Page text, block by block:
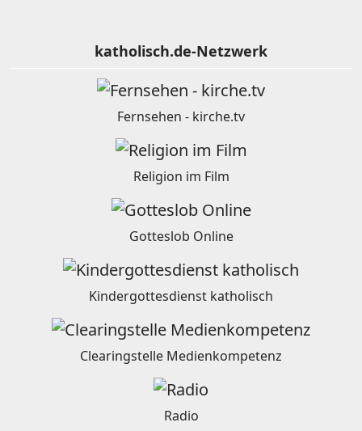
katholisch.de-Netzwerk
Fernsehen - kirche.tv
Religion im Film
Gotteslob Online
Kindergottesdienst katholisch
Clearingstelle Medienkompetenz
Radio